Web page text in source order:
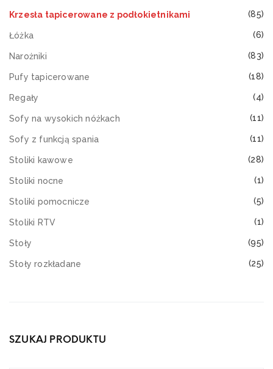
Krzesła tapicerowane z podłokietnikami (85)
Łóżka (6)
Narożniki (83)
Pufy tapicerowane (18)
Regały (4)
Sofy na wysokich nóżkach (11)
Sofy z funkcją spania (11)
Stoliki kawowe (28)
Stoliki nocne (1)
Stoliki pomocnicze (5)
Stoliki RTV (1)
Stoły (95)
Stoły rozkładane (25)
SZUKAJ PRODUKTU